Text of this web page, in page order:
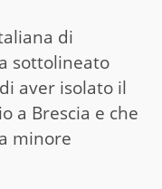
di
sottolineato
aver isolato il
a Brescia e che
minore